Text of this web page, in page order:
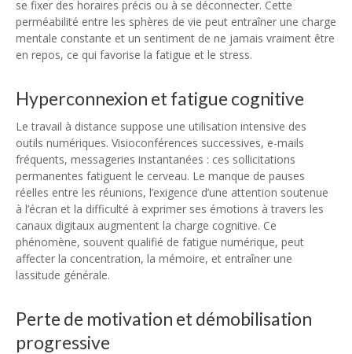
se fixer des horaires précis ou à se déconnecter. Cette
perméabilité entre les sphères de vie peut entraîner une charge
mentale constante et un sentiment de ne jamais vraiment être
en repos, ce qui favorise la fatigue et le stress.
Hyperconnexion et fatigue cognitive
Le travail à distance suppose une utilisation intensive des
outils numériques. Visioconférences successives, e-mails
fréquents, messageries instantanées : ces sollicitations
permanentes fatiguent le cerveau. Le manque de pauses
réelles entre les réunions, l’exigence d’une attention soutenue
à l’écran et la difficulté à exprimer ses émotions à travers les
canaux digitaux augmentent la charge cognitive. Ce
phénomène, souvent qualifié de fatigue numérique, peut
affecter la concentration, la mémoire, et entraîner une
lassitude générale.
Perte de motivation et démobilisation
progressive